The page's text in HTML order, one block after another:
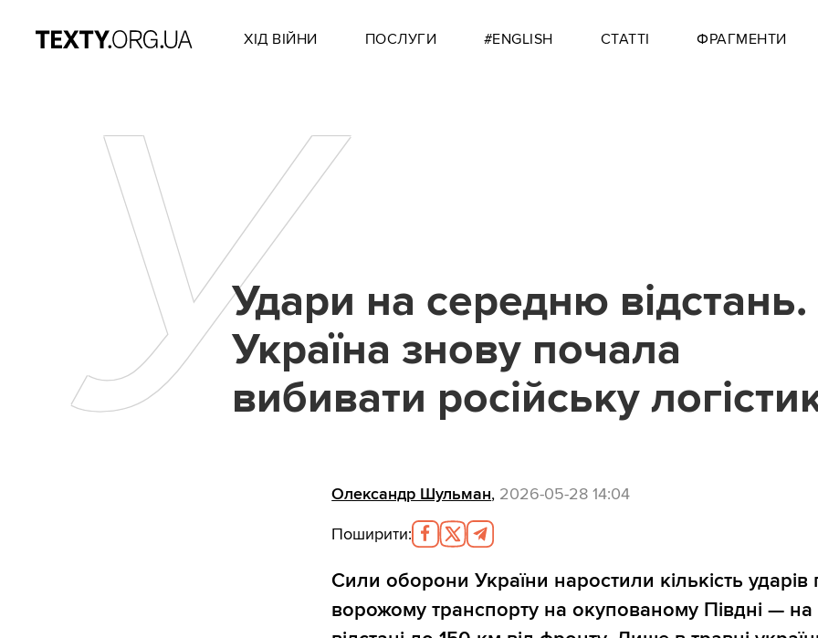
ХІД ВІЙНИ ПОСЛУГИ #ENGLISH СТАТТІ ФРАГМЕНТИ
УУдари на середню відстань.
Україна знову почала
вибивати російську
Олександр Шульман, 2026-05-28 14:04
Поширити:
Сили оборони України наростили кількість ударів
ворожому транспорту на окупованому Півдні — на